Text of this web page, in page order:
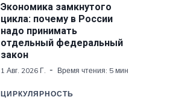
Экономика замкнутого
цикла: почему в России
надо принимать
отдельный федеральный
закон
1 Авг. 2026 Г. Время чтения: 5 мин
ЦИРКУЛЯРНОСТЬ